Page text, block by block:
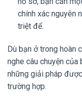
chính xác nguyên
triệt để.
Dù bạn ở trong hoàn
nghe câu chuyện
những giải pháp
trường hợp.